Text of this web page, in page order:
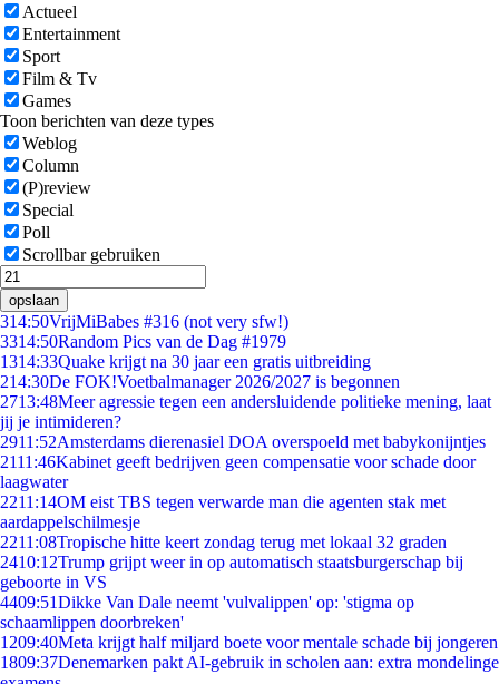
Actueel
Entertainment
Sport
Film & Tv
Games
Toon berichten van deze types
Weblog
Column
(P)review
Special
Poll
Scrollbar gebruiken
opslaan
314:50VrijMiBabes #316 (not very sfw!)
3314:50Random Pics van de Dag #1979
1314:33Quake krijgt na 30 jaar een gratis uitbreiding
214:30De FOK!Voetbalmanager 2026/2027 is begonnen
2713:48Meer agressie tegen een andersluidende politieke mening, laat
jij je intimideren?
2911:52Amsterdams dierenasiel DOA overspoeld met babykonijntjes
2111:46Kabinet geeft bedrijven geen compensatie voor schade door
laagwater
2211:14OM eist TBS tegen verwarde man die agenten stak met
aardappelschilmesje
2211:08Tropische hitte keert zondag terug met lokaal 32 graden
2410:12Trump grijpt weer in op automatisch staatsburgerschap bij
geboorte in VS
4409:51Dikke Van Dale neemt 'vulvalippen' op: 'stigma op
schaamlippen doorbreken'
1209:40Meta krijgt half miljard boete voor mentale schade bij jongeren
1809:37Denemarken pakt AI-gebruik in scholen aan: extra mondelinge